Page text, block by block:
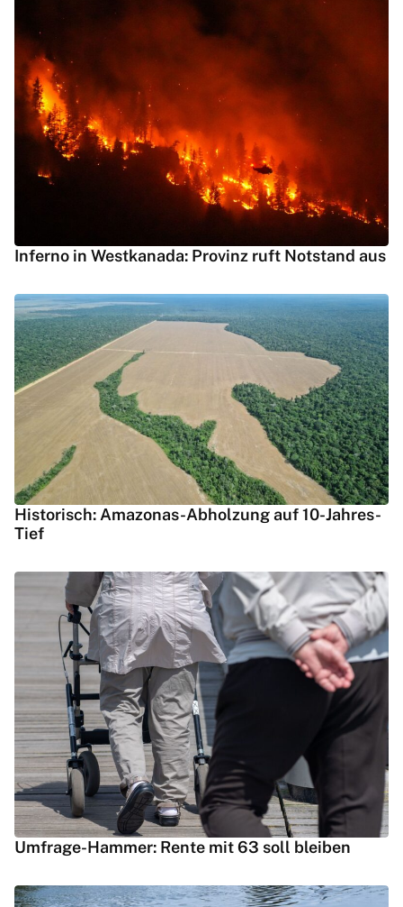
Inferno in Westkanada: Provinz ruft Notstand aus
Historisch: Amazonas-Abholzung auf 10-Jahres-
Tief
Umfrage-Hammer: Rente mit 63 soll bleiben